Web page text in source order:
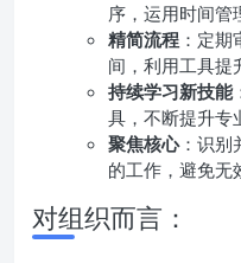
序，运用时间管
精简流程 ：定
间，利用工具提
持续学习新技能
具，不断提升专
聚焦核心：识别
的工作，避免无
对组织而言：